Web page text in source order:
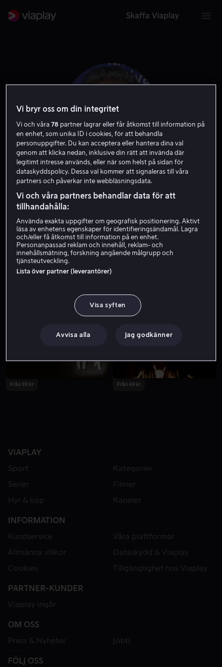
Skaffa Viaplay
Nick Broomfield
Producent
Från 49 kr
Från 59 kr Från 49 kr
VIAPLAY
Sport
Kategorier
Serier
Filmer
Hyr & köp
Kanaler
INFORMATION
Kundservice
Våra plattformar
Allmänna villkor
Dataskydd & Viaplay
Cookies
Tillgänglighet hos Viaplay
PARTNER-KUNDER
Viaplay ingår
OM OSS
Press & Nyheter
Jobb
FÖLJ OSS
Vi bryr oss om din integritet
Vi och våra78 partner lagrar eller får åtkomst till information på
en enhet, som unika ID i cookies, för att behandla
personuppgifter. Du kan acceptera eller hantera dina val
genom att klicka nedan, inklusive din rätt att invända där
legitimt intresse används, eller när som helst på sidan för
dataskyddspolicy. Dessa val kommer att signaleras till våra
partners och påverkar inte webbläsningsdata.
Vi och våra partners behandlar data för att
tillhandahålla:
Använda exakta uppgifter om geografisk positionering. Aktivt
läsa av enhetens egenskaper för identifieringsändamål. Lagra
och/eller få åtkomst till information på en enhet.
Personanpassad reklam och innehåll, reklam- och
innehållsmätning, forskning angående målgrupp och
tjänsteutveckling.
Lista över partner (leverantörer)
Visa syften
Avvisa alla Jag godkänner